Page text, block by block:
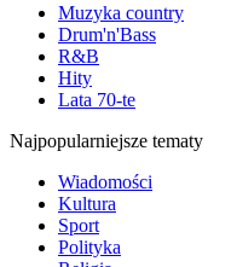
Muzyka country
Drum'n'Bass
R&B
Hity
Lata 70-te
Najpopularniejsze tematy
Wiadomości
Kultura
Sport
Polityka